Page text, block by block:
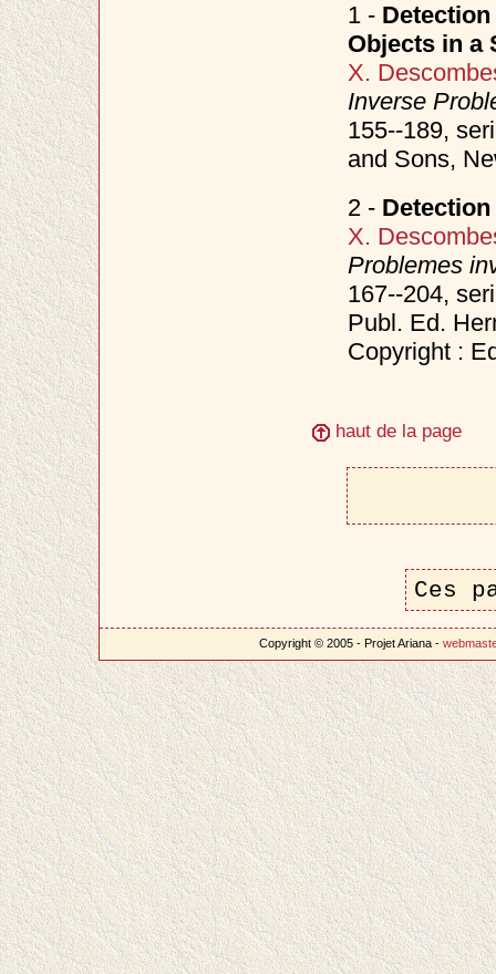
1 -
Objects in a
X.
Inverse
155--189,
and Sons,
2 - Detection
X.
Problemes
167--204,
Publ. Ed.
Copyright :
haut de la page
Ces
Copyright © 2005 - Projet Ariana -